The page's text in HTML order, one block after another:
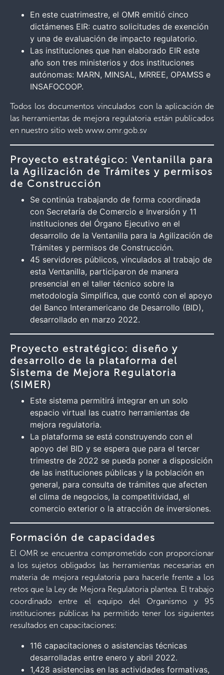
En este cuatrimestre, el OMR emitió cinco
dictámenes EIR: cuatro solicitudes de exención
y una de evaluación de impacto regulatorio.
Las instituciones que han elaborado EIR este
año son tres ministerios y dos instituciones
autónomas: MARN, MINSAL, MRREE, OPAMSS e
INSAFOCOOP.
Todos los documentos vinculados con la aplicación de
las herramientas de mejora regulatoria están publicados
en nuestro sitio web www.omr.gob.sv
Proyecto estratégico: Ventanilla para
la Agilización de Trámites y permisos
de Construcción
Se continúa trabajando de forma coordinada
con Secretaría de Comercio e Inversión y 11
instituciones del Órgano Ejecutivo en el
desarrollo de la Ventanilla para la Agilización de
Trámites y permisos de Construcción.
45 servidores públicos, vinculados al trabajo de
esta Ventanilla, participaron de manera
presencial en el taller técnico sobre la
metodología Simplifica, que contó con el apoyo
del Banco Interamericano de Desarrollo (BID),
desarrollado en marzo 2022.
Proyecto estratégico: diseño y
desarrollo de la plataforma del
Sistema de Mejora Regulatoria
(SIMER)
Este sistema permitirá integrar en un solo
espacio virtual las cuatro herramientas de
mejora regulatoria.
La plataforma se está construyendo con el
apoyo del BID y se espera que para el tercer
trimestre de 2022 se pueda poner a disposición
de las instituciones públicas y la población en
general, para consulta de trámites que afecten
el clima de negocios, la competitividad, el
comercio exterior o la atracción de inversiones.
Formación de capacidades
El OMR se encuentra comprometido con proporcionar
a los sujetos obligados las herramientas necesarias en
materia de mejora regulatoria para hacerle frente a los
retos que la Ley de Mejora Regulatoria plantea. El trabajo
coordinado entre el equipo del Organismo y 95
instituciones públicas ha permitido tener los siguientes
resultados en capacitaciones:
116 capacitaciones o asistencias técnicas
desarrolladas entre enero y abril 2022.
1,428 asistencias en las actividades formativas,